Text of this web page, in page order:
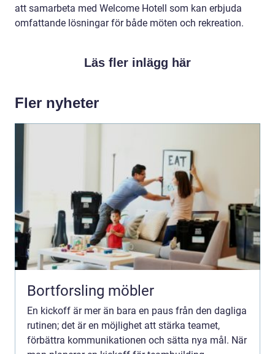
att samarbeta med Welcome Hotell som kan erbjuda
omfattande lösningar för både möten och rekreation.
Läs fler inlägg här
Fler nyheter
Bortforsling möbler
En kickoff är mer än bara en paus från den dagliga
rutinen; det är en möjlighet att stärka teamet,
förbättra kommunikationen och sätta nya mål. När